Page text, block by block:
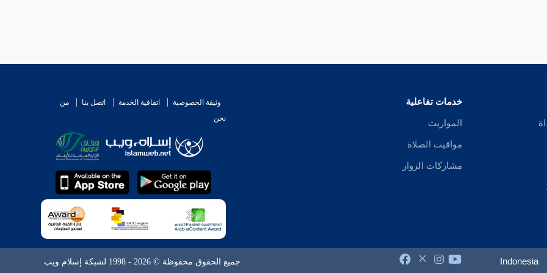
خدمات تفاعلية
المواريث
مواقيت الصلاة
مشاركات الزوار
وثيقة الخصوصية اتفاقية الخدمة اتصل بنا
من
نحن
Indonesia جميع الحقوق محفوظة © 2026 - 1998 لشبكة إسلام ويب